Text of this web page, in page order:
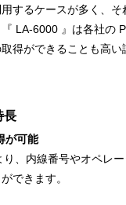
するケースが多く、そ
LA-6000 』は各社の
得ができることも高い
長
が可能
り、内線番号やオペレ
できます。